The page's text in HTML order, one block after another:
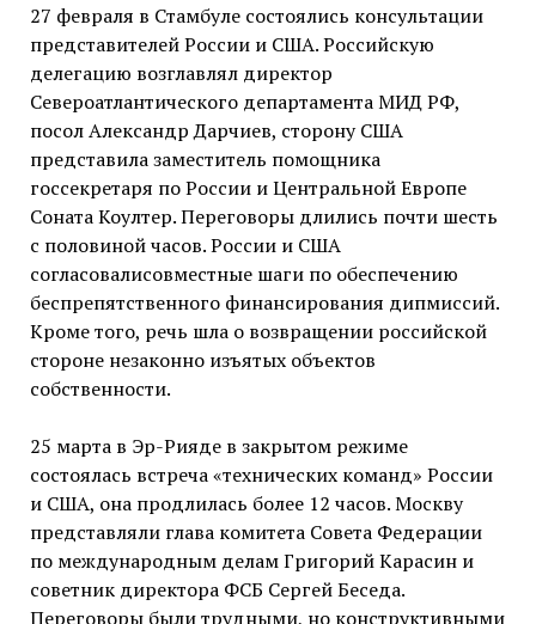
27 февраля в Стамбуле состоялись консультации
представителей России и США. Российскую
делегацию возглавлял директор
Североатлантического департамента МИД РФ,
посол Александр Дарчиев, сторону США
представила заместитель помощника
госсекретаря по России и Центральной Европе
Соната Коултер. Переговоры длились почти шесть
с половиной часов. России и США
согласовалисовместные шаги по обеспечению
беспрепятственного финансирования дипмиссий.
Кроме того, речь шла о возвращении российской
стороне незаконно изъятых объектов
собственности.
25 марта в Эр-Рияде в закрытом режиме
состоялась встреча «технических команд» России
и США, она продлилась более 12 часов. Москву
представляли глава комитета Совета Федерации
по международным делам Григорий Карасин и
советник директора ФСБ Сергей Беседа.
Переговоры были трудными, но конструктивными